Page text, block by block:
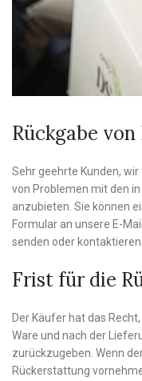
Rückgabe
Sehr geehrte Kunden,
von Problemen mit den
anzubieten. Sie können
Formular an unsere E-
senden oder
Frist für die
Der Käufer hat das
Ware und nach der
zurückzugeben. Wenn
Rückerstattung